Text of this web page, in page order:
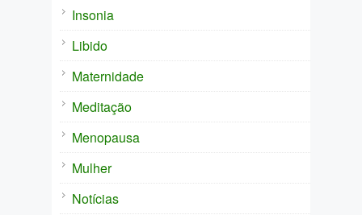
Insonia
Libido
Maternidade
Meditação
Menopausa
Mulher
Notícias